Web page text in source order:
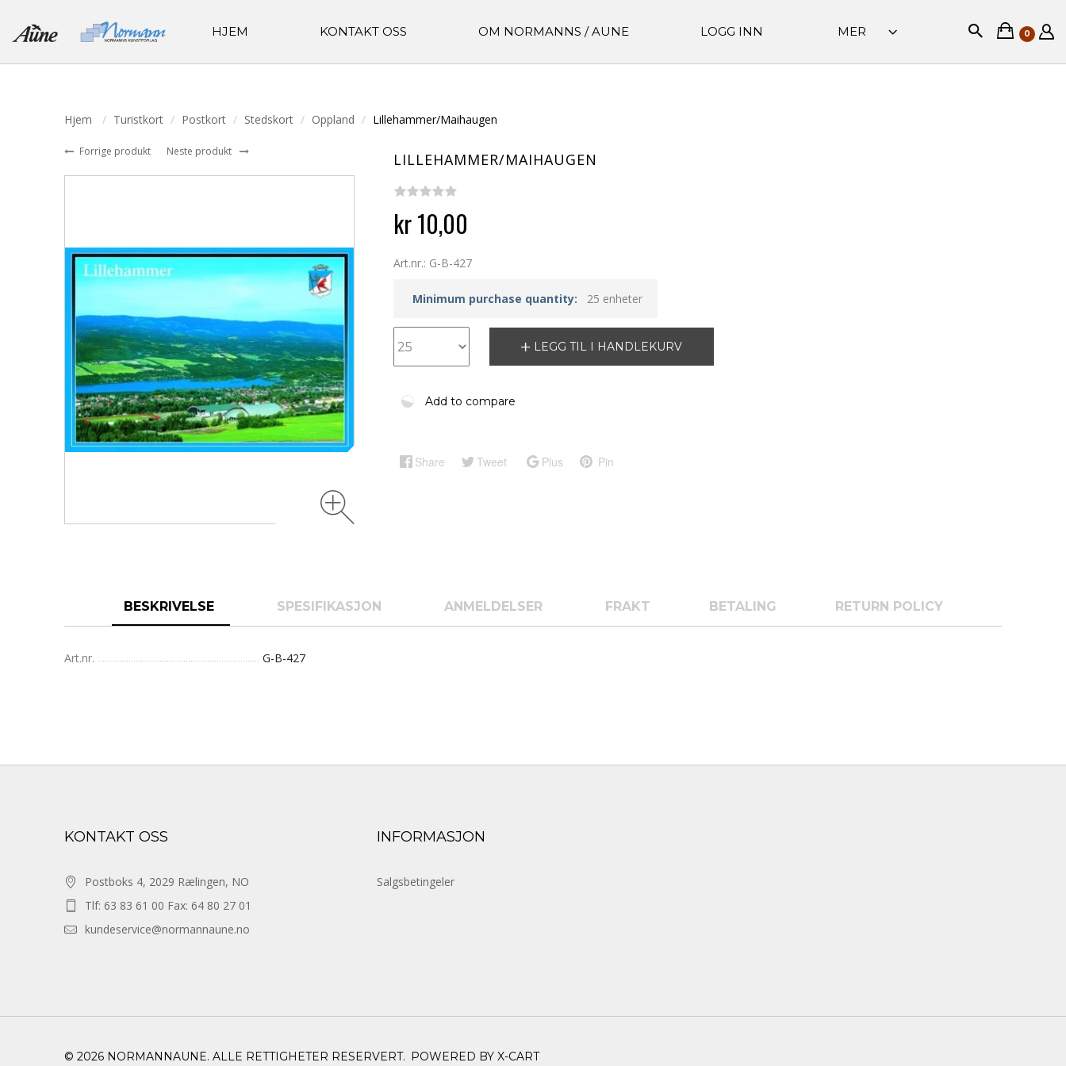
HJEM KONTAKT OSS OM NORMANNS / AUNE LOGG INN MER 0
Hjem Turistkort Postkort Stedskort Oppland Lillehammer/Maihaugen
Forrige produkt Neste produkt LILLEHAMMER/MAIHAUGEN
kr 10,00
Art.nr.: G-B-427
Minimum purchase quantity: 25 enheter
LEGG TIL I HANDLEKURV
Add to compare
Share Tweet Plus Pin
BESKRIVELSE SPESIFIKASJON ANMELDELSER FRAKT BETALING RETURN POLICY
Art.nr. G-B-427
KONTAKT OSS
Postboks 4, 2029 Rælingen, NO
Tlf: 63 83 61 00 Fax: 64 80 27 01
kundeservice@normannaune.no
INFORMASJON
Salgsbetingeler
© 2026 NORMANNAUNE. ALLE RETTIGHETER RESERVERT. POWERED BY X-CART